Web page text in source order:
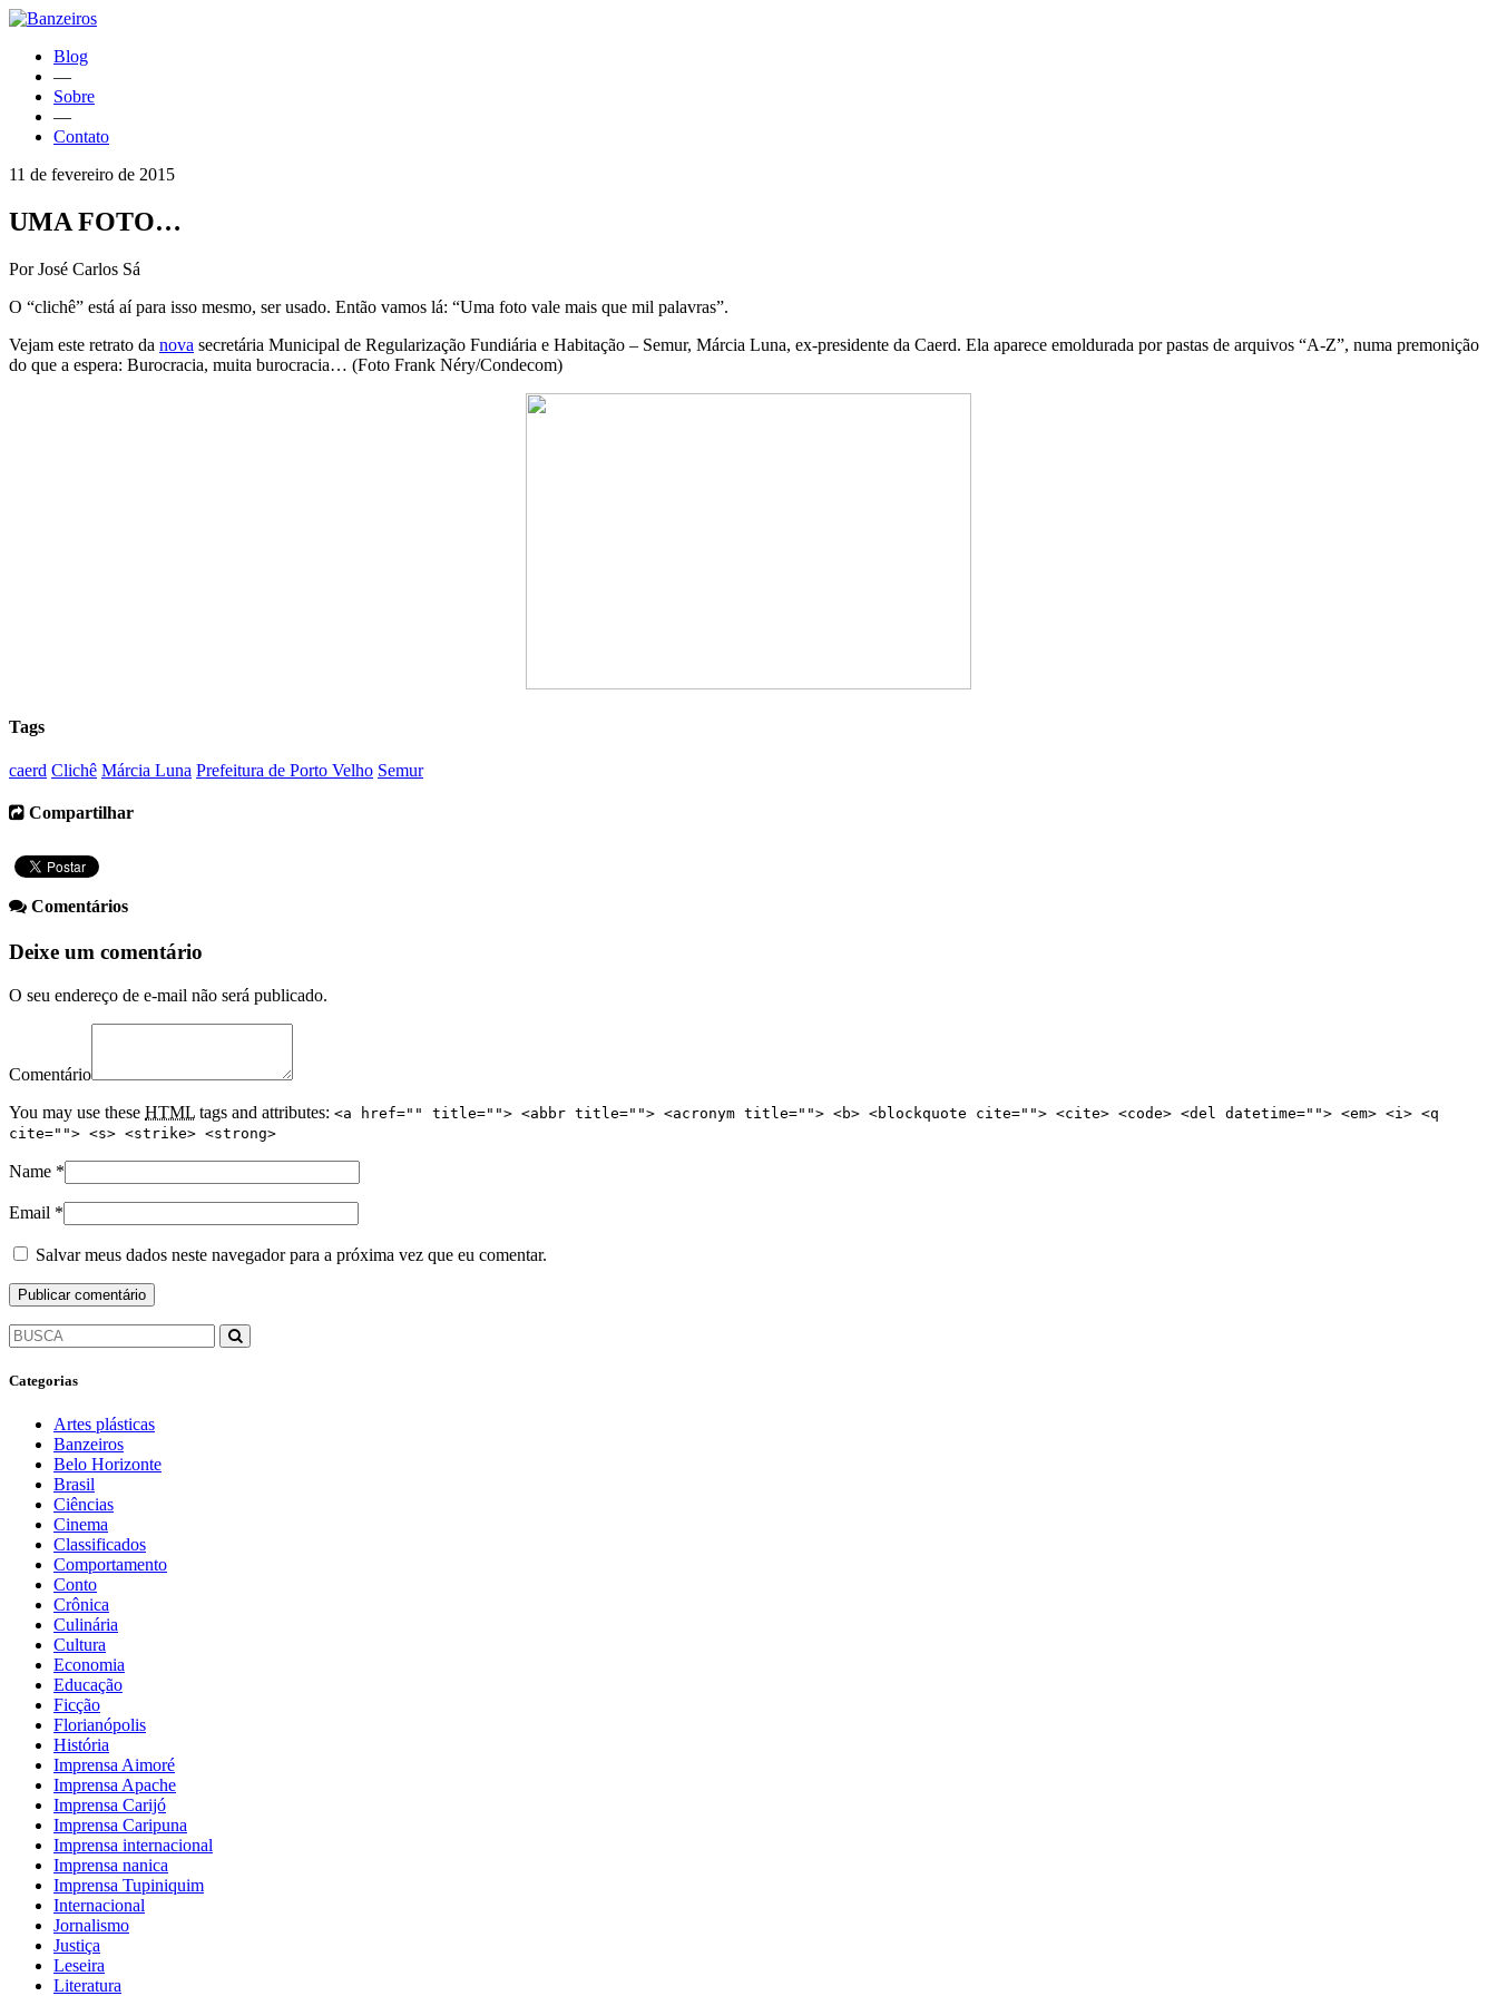
Blog
—
Sobre
—
Contato
11 de fevereiro de 2015
UMA FOTO…
Por José Carlos Sá
O “clichê” está aí para isso mesmo, ser usado. Então vamos lá: “Uma foto vale mais que mil palavras”.
Vejam este retrato da nova secretária Municipal de Regularização Fundiária e Habitação – Semur, Márcia Luna, ex-presidente da Caerd. Ela aparece emoldurada por pastas de arquivos “A-Z”, numa premonição
do que a espera: Burocracia, muita burocracia… (Foto Frank Néry/Condecom)
Tags
caerd Clichê Márcia Luna Prefeitura de Porto Velho Semur
Compartilhar
Comentários
Deixe um comentário
O seu endereço de e-mail não será publicado.
Comentário
You may use these HTML tags and attributes: <a href="" title=""> <abbr title=""> <acronym title=""> <b> <blockquote cite=""> <cite> <code> <del datetime=""> <em> <i> <q
cite=""> <s> <strike> <strong>
Name *
Email *
Salvar meus dados neste navegador para a próxima vez que eu comentar.
Categorias
Artes plásticas
Banzeiros
Belo Horizonte
Brasil
Ciências
Cinema
Classificados
Comportamento
Conto
Crônica
Culinária
Cultura
Economia
Educação
Ficção
Florianópolis
História
Imprensa Aimoré
Imprensa Apache
Imprensa Carijó
Imprensa Caripuna
Imprensa internacional
Imprensa nanica
Imprensa Tupiniquim
Internacional
Jornalismo
Justiça
Leseira
Literatura